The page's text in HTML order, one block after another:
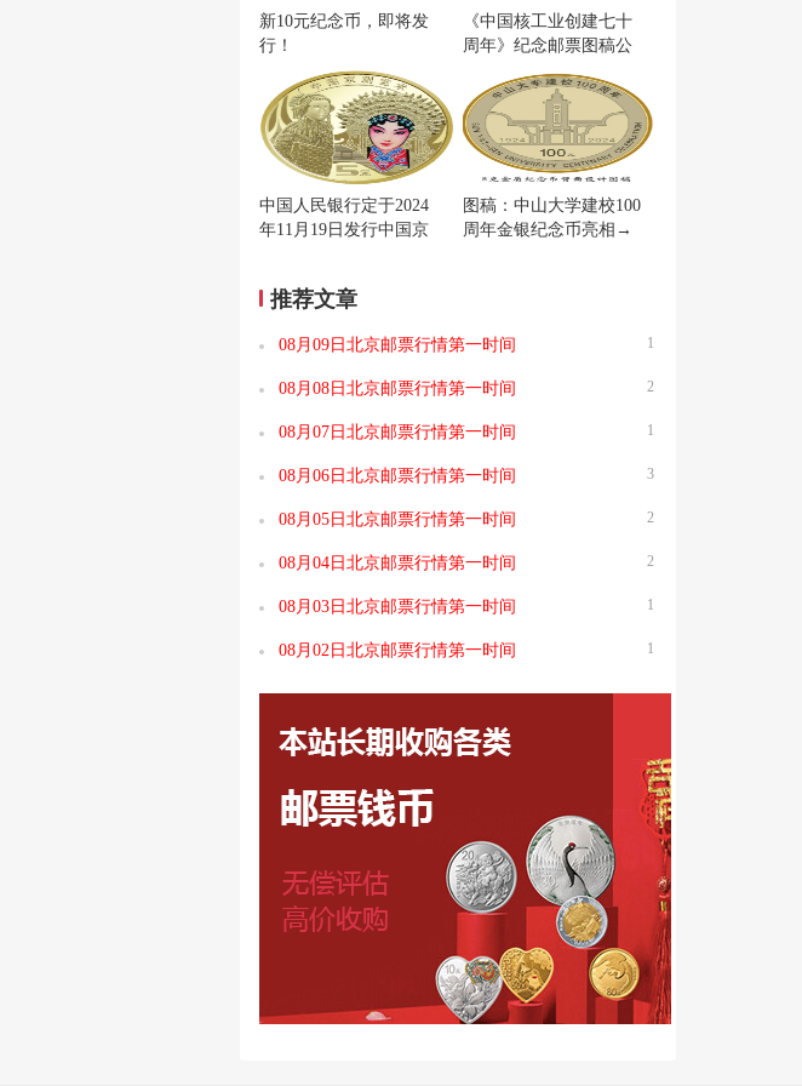
新10元纪念币，即将发
行！
《中国核工业创建七十
周年》纪念邮票图稿公
中国人民银行定于2024
年11月19日发行中国京
图稿：中山大学建校100
周年金银纪念币亮相→
推荐文章
08月09日北京邮票行情第一时间 1
08月08日北京邮票行情第一时间 2
08月07日北京邮票行情第一时间 1
08月06日北京邮票行情第一时间 3
08月05日北京邮票行情第一时间 2
08月04日北京邮票行情第一时间 2
08月03日北京邮票行情第一时间 1
08月02日北京邮票行情第一时间 1